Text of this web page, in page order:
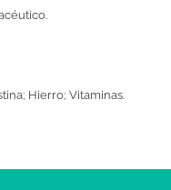
Hierro; Vitaminas.